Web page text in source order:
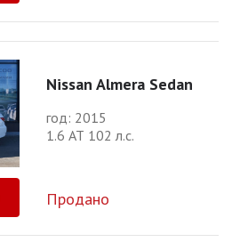
Nissan Almera Sedan
год: 2015
1.6 АТ 102 л.с.
Продано